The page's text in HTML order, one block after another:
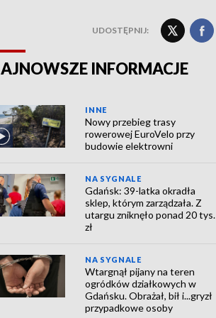
UDOSTĘPNIJ:
INFORMACJE
INNE
Nowy przebieg trasy
rowerowej EuroVelo przy
budowie elektrowni
NA SYGNALE
Gdańsk: 39-latka okradła
sklep, którym zarządzała. Z
utargu zniknęło ponad 20 tys.
zł
NA SYGNALE
Wtargnął pijany na teren
ogródków działkowych w
Gdańsku. Obrażał, bił i...gryzł
przypadkowe osoby